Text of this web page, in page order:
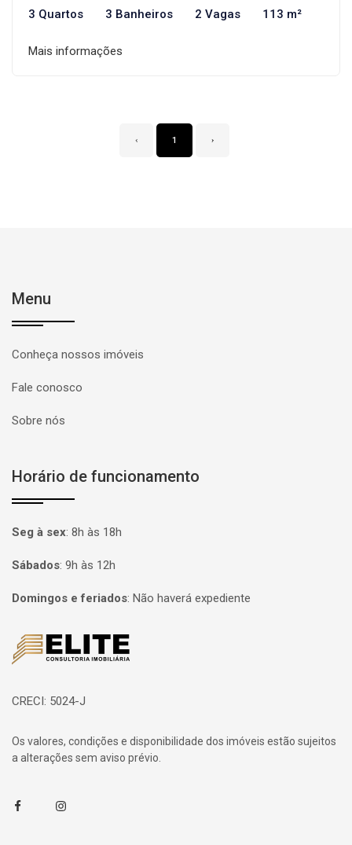
3 Quartos 3 Banheiros 2 Vagas 113 m²
Mais informações
‹ 1 ›
Menu
Conheça nossos imóveis
Fale conosco
Sobre nós
Horário de funcionamento
Seg à sex: 8h às 18h
Sábados: 9h às 12h
Domingos e feriados: Não haverá expediente
Página inicial
CRECI: 5024-J
Os valores, condições e disponibilidade dos imóveis estão sujeitos
a alterações sem aviso prévio.
FacebookInstagram